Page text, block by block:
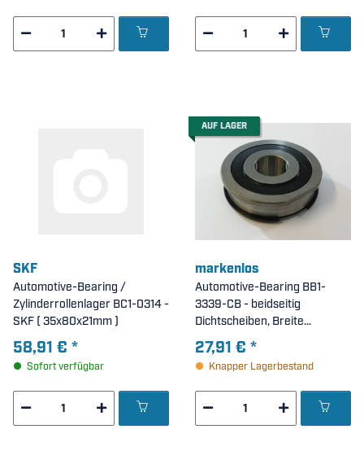
SKF
Automotive-Bearing /
Zylinderrollenlager BC1-0314 -
SKF ( 35x80x21mm )
58,91 € *
Sofort verfügbar
AUF LAGER
markenlos
Automotive-Bearing BB1-
3339-CB - beidseitig
Dichtscheiben, Breite
Innenring = 21mm (
22x62x20/21mm )
27,91 € *
Knapper Lagerbestand